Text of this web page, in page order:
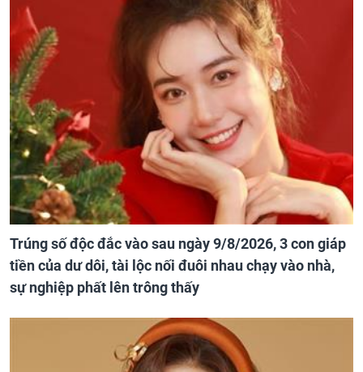
Trúng số độc đắc vào sau ngày 9/8/2026, 3 con giáp
tiền của dư dôi, tài lộc nối đuôi nhau chạy vào nhà,
sự nghiệp phất lên trông thấy